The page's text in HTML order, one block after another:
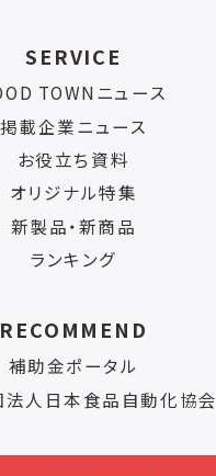
SERVICE
TOWNニュース
掲載企業ニュース
お役立ち資料
オリジナル特集
新製品・新商品
ランキング
RECOMMEND
補助金ポータル
人日本食品自動化協会